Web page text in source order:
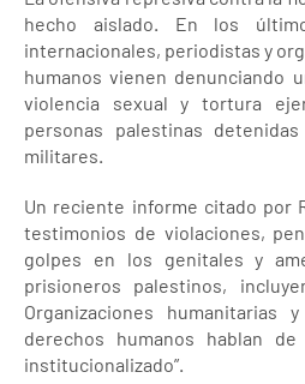
hecho aislado. En los
internacionales, periodistas y
humanos vienen denunciando
violencia sexual y tortura
personas palestinas
militares.
Un reciente informe citado por
testimonios de violaciones,
golpes en los genitales y
prisioneros palestinos,
Organizaciones humanitarias
derechos humanos hablan
institucionalizado”.